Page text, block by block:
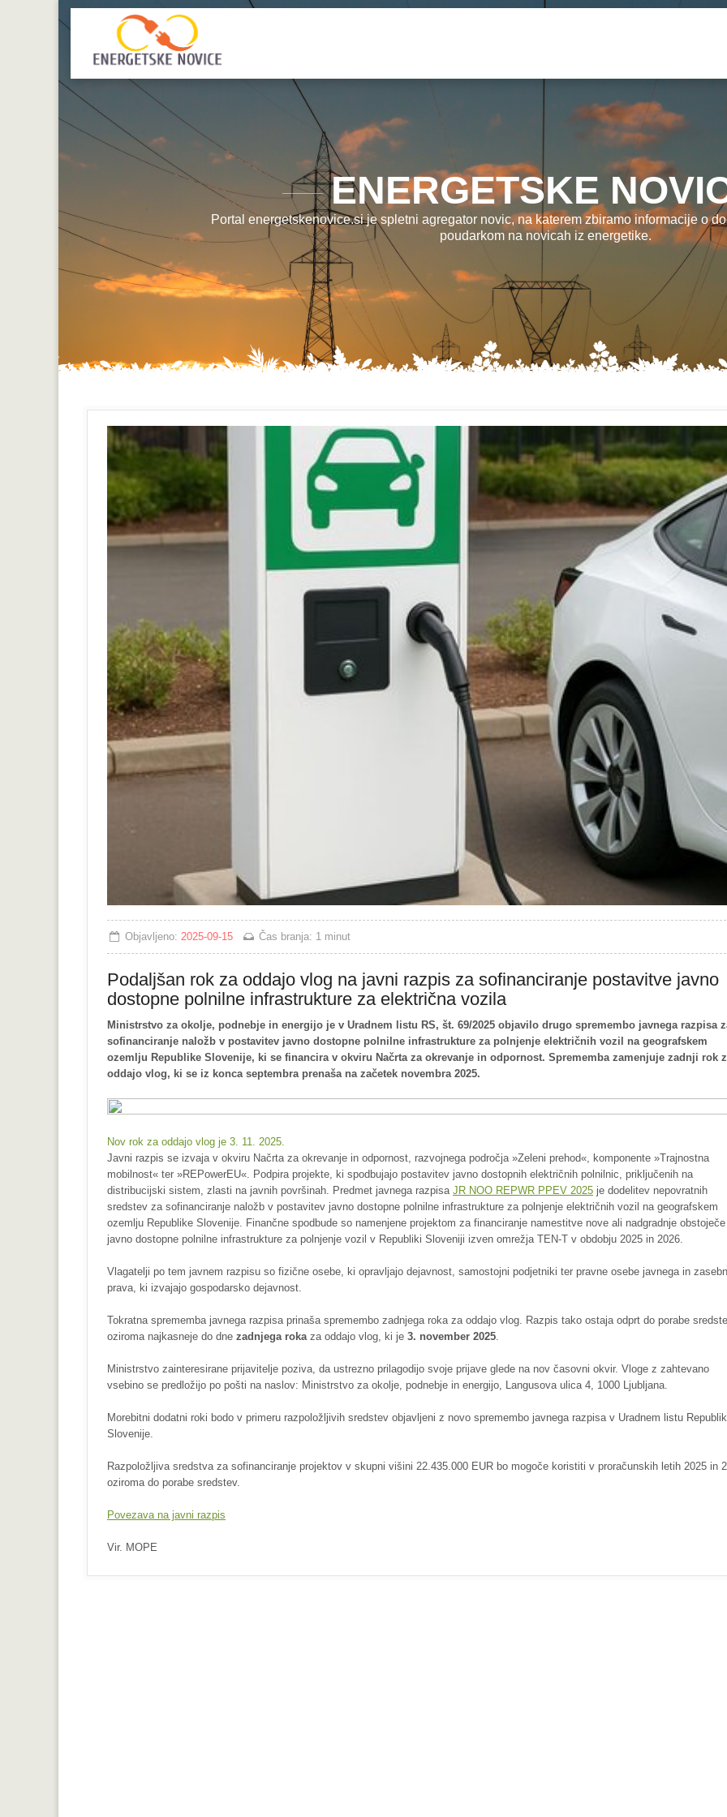
ENERGETSKE
Portal energetskenovice.si je spletni agregator novic, na katerem zbiramo informacije o
poudarkom na novicah iz energetike.
Objavljeno: 2025-09-15 Čas branja: 1 minut
Podaljšan rok za oddajo vlog na javni razpis za sofinanciranje postavitve javno
dostopne polnilne infrastrukture za električna vozila
Ministrstvo za okolje, podnebje in energijo je v Uradnem listu RS, št. 69/2025 objavilo drugo spremembo javnega razpisa
sofinanciranje naložb v postavitev javno dostopne polnilne infrastrukture za polnjenje električnih vozil na geografskem
ozemlju Republike Slovenije, ki se financira v okviru Načrta za okrevanje in odpornost. Sprememba zamenjuje zadnji rok
oddajo vlog, ki se iz konca septembra prenaša na začetek novembra 2025.
Nov rok za oddajo vlog je 3. 11. 2025.
Javni razpis se izvaja v okviru Načrta za okrevanje in odpornost, razvojnega področja »Zeleni prehod«, komponente »Trajnostna
mobilnost« ter »REPowerEU«. Podpira projekte, ki spodbujajo postavitev javno dostopnih električnih polnilnic, priključenih na
distribucijski sistem, zlasti na javnih površinah. Predmet javnega razpisa JR NOO REPWR PPEV 2025 je dodelitev nepovratnih
sredstev za sofinanciranje naložb v postavitev javno dostopne polnilne infrastrukture za polnjenje električnih vozil na geografskem
ozemlju Republike Slovenije. Finančne spodbude so namenjene projektom za financiranje namestitve nove ali nadgradnje obstoječe
javno dostopne polnilne infrastrukture za polnjenje vozil v Republiki Sloveniji izven omrežja TEN-T v obdobju 2025 in 2026.
Vlagatelji po tem javnem razpisu so fizične osebe, ki opravljajo dejavnost, samostojni podjetniki ter pravne osebe javnega in
prava, ki izvajajo gospodarsko dejavnost.
Tokratna sprememba javnega razpisa prinaša spremembo zadnjega roka za oddajo vlog. Razpis tako ostaja odprt do porabe
oziroma najkasneje do dne zadnjega roka za oddajo vlog, ki je 3. november 2025
Ministrstvo zainteresirane prijavitelje poziva, da ustrezno prilagodijo svoje prijave glede na nov časovni okvir. Vloge z zahtevano
vsebino se predložijo po pošti na naslov: Ministrstvo za okolje, podnebje in energijo, Langusova ulica 4, 1000 Ljubljana.
Morebitni dodatni roki bodo v primeru razpoložljivih sredstev objavljeni z novo spremembo javnega razpisa v Uradnem listu
Slovenije.
Razpoložljiva sredstva za sofinanciranje projektov v skupni višini 22.435.000 EUR bo mogoče koristiti v proračunskih letih 2025 in
oziroma do porabe sredstev.
Povezava na javni razpis
Vir. MOPE